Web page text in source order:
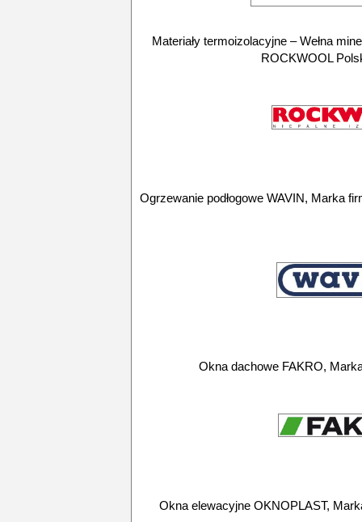
Materiały termoizolacyjne – Wełna
ROCKWOOL
Ogrzewanie podłogowe WAVIN, Marka
Okna dachowe FAKRO,
Okna elewacyjne OKNOPLAST,